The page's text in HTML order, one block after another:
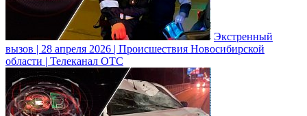
Экстренный
вызов | 28 апреля 2026 | Происшествия Новосибирской
области | Телеканал ОТС